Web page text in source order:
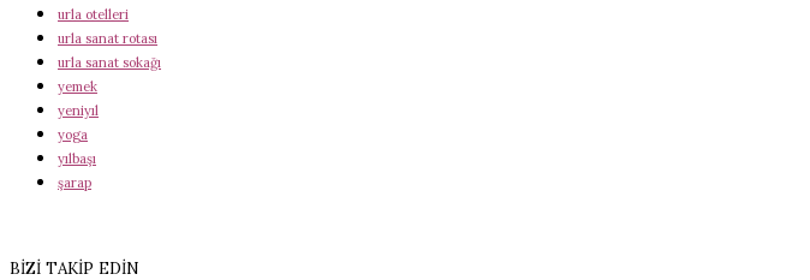
urla otelleri
urla sanat rotası
urla sanat sokağı
yemek
yeniyıl
yoga
yılbaşı
şarap
BİZİ TAKİP EDİN